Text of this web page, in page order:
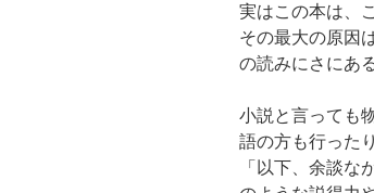
実はこの本は、
その最大の原因
の読みにさにある
小説と言っても
語の方も行った
「以下、余談な